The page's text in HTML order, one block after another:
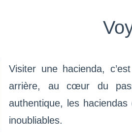
Visiter une hacienda,
arrière, au cœur du
authentique, les
inoubliables.